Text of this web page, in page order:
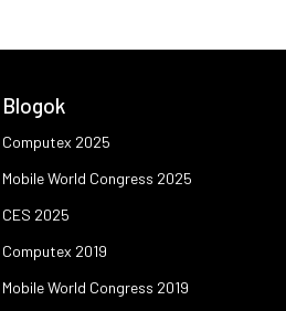
Blogok
Computex 2025
Mobile World Congress 2025
CES 2025
Computex 2019
Mobile World Congress 2019